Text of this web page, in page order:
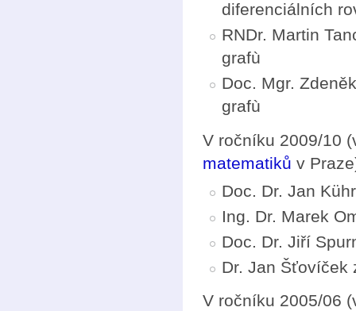
diferenciálních
RNDr. Martin
grafù
Doc. Mgr.
grafù
V ročníku 2009/10
matematiků v
Doc. Dr. Jan
Ing. Dr. Marek
Doc. Dr. Jiří
Dr. Jan Šťovíček
V ročníku 2005/06